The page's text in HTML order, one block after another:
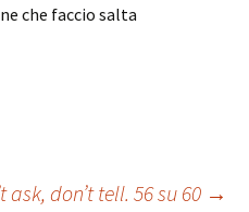
che faccio salta
ask, don’t tell. 56 su 60 →